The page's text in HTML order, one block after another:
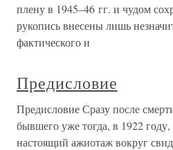
плену в 1945–46 гг. и чудом
рукопись внесены лишь
фактического и
Предисловие
Предисловие Сразу после
бывшего уже тогда, в 1922
настоящий ажиотаж вокруг